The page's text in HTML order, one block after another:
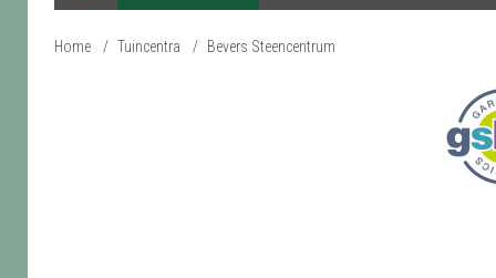
Home / Tuincentra / Bevers Steencentrum